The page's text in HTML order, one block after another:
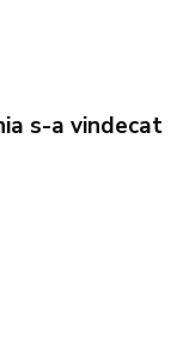
s-a vindecat